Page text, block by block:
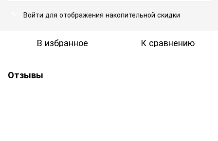
Войти для отображения накопительной скидки
В избранное К сравнению
Отзывы